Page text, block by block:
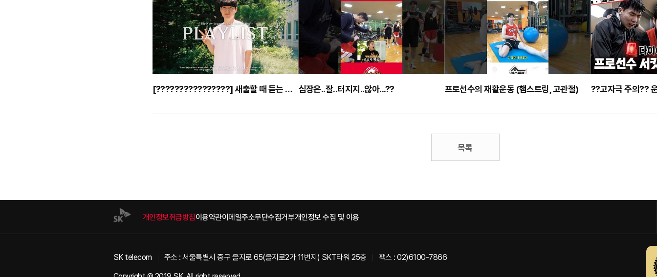
[????????????????] 새출할 때 듣는 노래??ㅣ퍼스널 플레이리스트ㅣselected by 김낙현 심장은..잘..터지지..않아...?? 프로선수의 재활운동 (햄스트링, 고관절)
목록
개인정보취급방침이용약관이메일주소무단수집거부개인정보 수집 및 이용
SK telecom 주소 : 서울특별시 중구 을지로 65(을지로2가 11번지) SKT타워 25층 팩스 : 02)6100-7866